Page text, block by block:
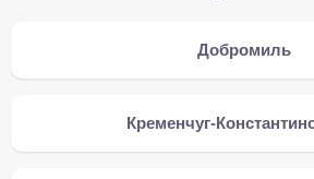
Добромиль
Кременчуг-